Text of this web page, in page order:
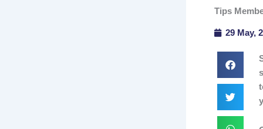
Tips
29 May,